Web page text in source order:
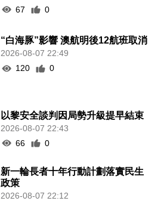
67
0
“白海豚”影響 澳航明後12航班取消
2026-08-07 22:49
120
0
以黎安全談判因局勢升級提早結束
2026-08-07 22:43
66
0
新一輪長者十年行動計劃落實民生
政策
2026-08-07 22:12